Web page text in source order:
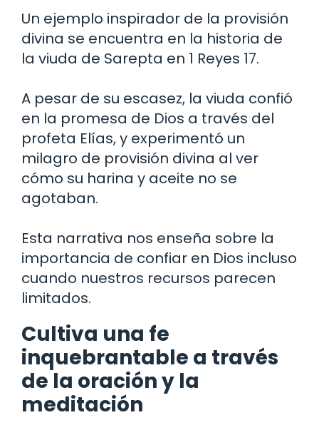
Un ejemplo inspirador de la provisión
divina se encuentra en la historia de
la viuda de Sarepta en 1 Reyes 17.
A pesar de su escasez, la viuda confió
en la promesa de Dios a través del
profeta Elías, y experimentó un
milagro de provisión divina al ver
cómo su harina y aceite no se
agotaban.
Esta narrativa nos enseña sobre la
importancia de confiar en Dios incluso
cuando nuestros recursos parecen
limitados.
Cultiva una fe
inquebrantable a través
de la oración y la
meditación